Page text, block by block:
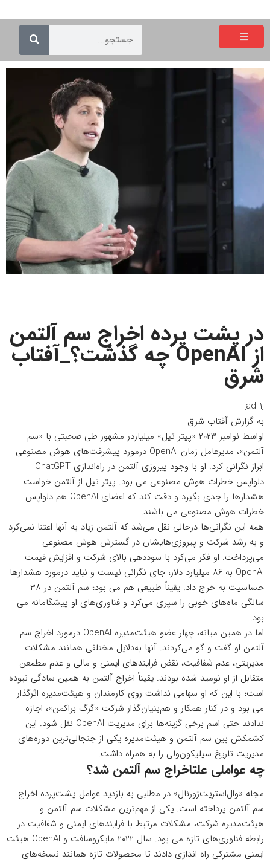
در پشت پرده اخراج سم آلتمن
از OpenAI چه گذشت؟_آفتاب
شرق
[ad_1]
به گزارش آفتاب شرق
اواسط نوامبر ۲۰۲۳ «پیتر تیل» میلیاردر مشهور طی صحبتی با «سم
آلتمن»، مدیرعامل زمان OpenAI درمورد پیشرفت‌های هوش مصنوعی
ابراز نگرانی کرد. او با وجود پیروزی آلتمن در راه‌اندازی ChatGPT
دلواپس خطرات هوش مصنوعی می بود. پیتر تیل از آلتمن خواست
هشدارها را جدی بگیرد و دقت کند که اعضای OpenAI هم دلواپس
خطرات هوش مصنوعی می باشند.
همه این نگرانی‌ها درحالی نقل می‌شد که آلتمن زیاد به آنها اعتنا نمی‌کرد
و به رشد شرکت و پیروزی‌هایشان در گسترش هوش مصنوعی
می‌پرداخت. او فکر می‌کرد با سوددهی بالای شرکت و افزایش قیمت
OpenAI به ۸۶ میلیارد دلار، جای نگرانی نیست و نباید درمورد هشدارها
حساسیت به خرج داد. یقیناً طبیعی هم می بود؛ سم آلتمن در ۳۸
سالگی ماه‌های خوبی را سپری می‌کرد و فناوری‌های او پیشگامانه می
بود.
اما در همین میانه، چهار عضو هیئت‌مدیره OpenAI درمورد اخراج سم
آلتمن او گفت و گو می‌کردند. آنها به‌دلایل مختلفی همانند مشکلات
مدیریتی، عدم شفافیت، نقض فرایندهای ایمنی و مالی و عدم مطمعن
متقابل از او نومید شده بودند. یقیناً اخراج آلتمن به همین سادگی نبوده
است؛ با این که او سهامی نداشت روی کارمندان و هیئت‌مدیره اثرگذار
می بود و در کنار همکار و هم‌بنیان‌گذار شرکت «گرگ براکمن»، اجازه
ندادند حتی اسم برخی گزینه‌ها برای مدیریت OpenAI نقل شود. این
کشمکش بین سم آلتمن و هیئت‌مدیره یکی از جنجالی‌ترین دوره‌های
مدیریت تاریخ سیلیکون‌ولی را به همراه داشت.
چه عواملی علتاخراج سم آلتمن شد؟
مجله «وال‌استریت‌ژورنال» در مطلبی به بازدید عوامل پشت‌پرده اخراج
سم آلتمن پرداخته است. یکی از مهم‌ترین مشکلات سم آلتمن و
هیئت‌مدیره شرکت، مشکلات مرتبط با فرایندهای ایمنی و شفافیت در
رابطه فناوری‌های تازه می بود. سال ۲۰۲۲ مایکروسافت و OpenAI هیئت
ایمنی مشترکی راه اندازی دادند تا محصولات تازه همانند نسخه‌های